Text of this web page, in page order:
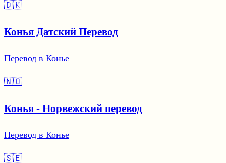
🇩🇰
Конья Датский Перевод
Перевод в Конье
🇳🇴
Конья - Норвежский перевод
Перевод в Конье
🇸🇪